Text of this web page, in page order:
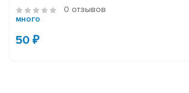
0 отзывов
много
50 ₽